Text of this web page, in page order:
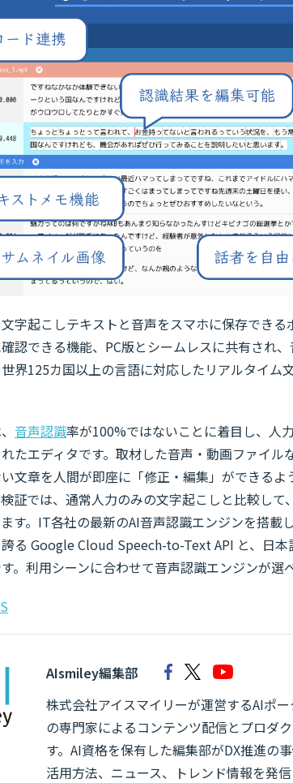
文字起こしテキストと音声をスマホに保存でき
認できる機能、PC版とシームレスに共有され
界125カ国以上の言語に対応したリアルタイム
音声認識率が100%ではないことに着目し、人
たエディタです。取材した音声・動画ファイ
文章を人間が即座に「修正・編集」ができる
証では、通常人力のみの文字起こしと比較し
す。IT各社の最新のAI音声認識エンジンを搭載
る Google Cloud Speech-to-Text API と、日
。利用シーンに合わせて音声認識エンジンが選
AIsmiley編集部
株式会社アイスマイリーが運営するAIポ
の専門家によるコンテンツ配信とプロダ
す。AI資格を保有した編集部がDX推進の
活用方法、ニュース、トレンド情報を発信